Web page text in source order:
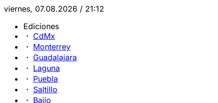
viernes, 07.08.2026 / 21:12
Ediciones
CdMx
Monterrey
Guadalajara
Laguna
Puebla
Saltillo
Bajío